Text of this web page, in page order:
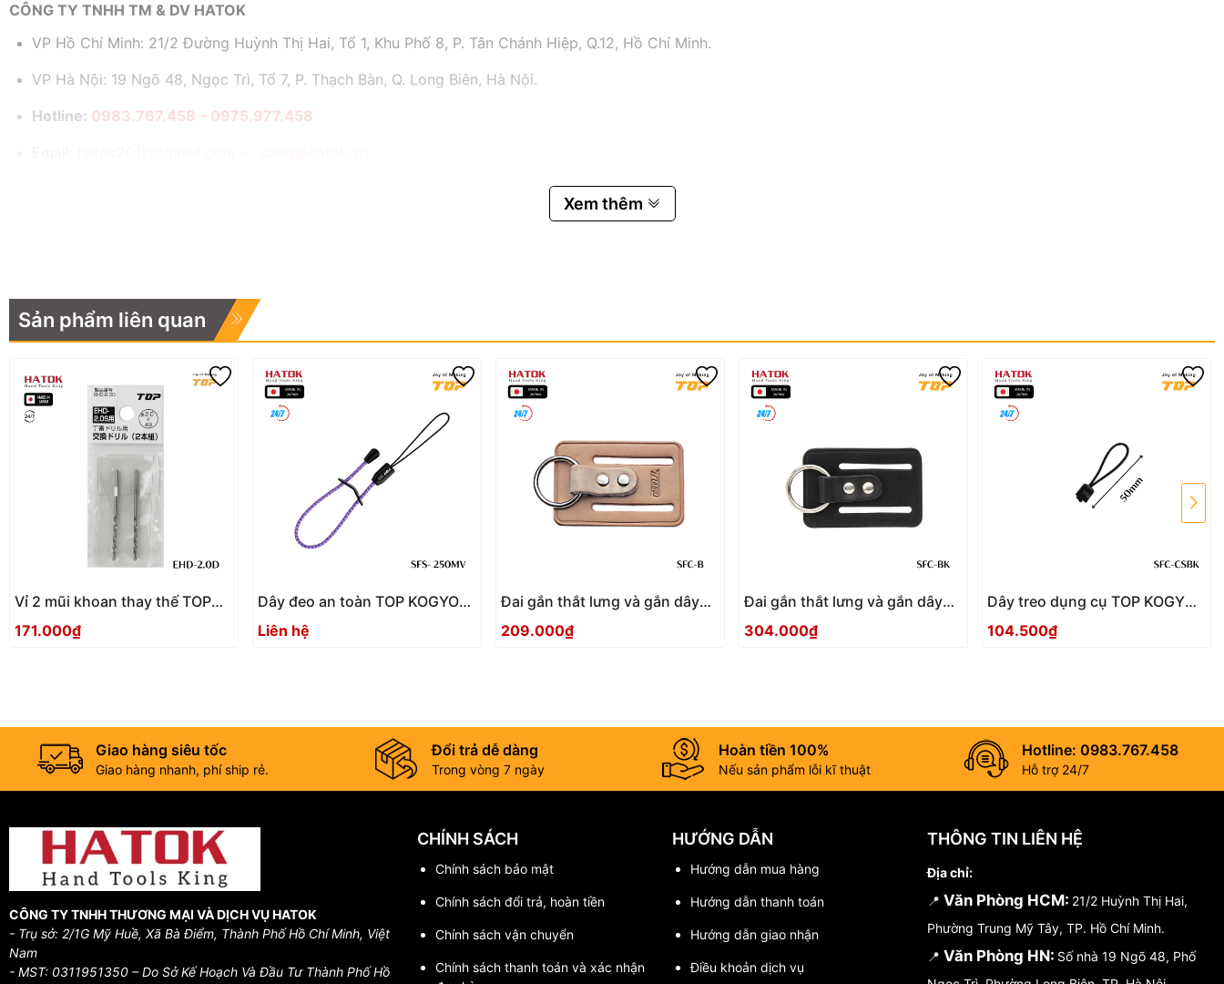
CÔNG TY TNHH TM & DV HATOK
VP Hồ Chí Minh: 21/2 Đường Huỳnh Thị Hai, Tổ 1, Khu Phố 8, P. Tân Chánh Hiệp, Q.12, Hồ Chí Minh.
VP Hà Nội: 19 Ngõ 48, Ngọc Trì, Tổ 7, P. Thạch Bàn, Q. Long Biên, Hà Nội.
Hotline: 0983.767.458 – 0975.977.458
Xem thêm
Sản phẩm liên quan
Vỉ 2 mũi khoan thay thế TOP
KOGYO EHD-2.0D Nhật Bản
171.000₫
Dây đeo an toàn TOP KOGYO
SFS - 250MV
Liên hệ
Đai gắn thắt lưng và gắn dây
an toàn màu be TOP KOGYO
SFC-B
209.000₫
Đai gắn thắt lưng và gắn dây
an toàn màu đen TOP KOGYO
SFC-BK
304.000₫
Dây treo dụng cụ TOP KOGYO
SFC-CSBK
104.500₫
Giao hàng siêu tốc
Giao hàng nhanh, phí ship rẻ.
Đổi trả dễ dàng
Trong vòng 7 ngày
Hoàn tiền 100%
Nếu sản phẩm lỗi kĩ thuật
Hotline: 0983.767.458
Hỗ trợ 24/7
CÔNG TY TNHH THƯƠNG MẠI VÀ DỊCH VỤ HATOK
- Trụ sở: 2/1G Mỹ Huề, Xã Bà Điểm, Thành Phố Hồ Chí Minh, Việt
Nam
- MST: 0311951350 – Do Sở Kế Hoạch Và Đầu Tư Thành Phố Hồ
CHÍNH SÁCH
Chính sách bảo mật
Chính sách đổi trả, hoàn tiền
Chính sách vận chuyển
Chính sách thanh toán và xác nhận
HƯỚNG DẪN
Hướng dẫn mua hàng
Hướng dẫn thanh toán
Hướng dẫn giao nhận
Điều khoản dịch vụ
THÔNG TIN LIÊN HỆ
Địa chỉ:
📍 Văn Phòng HCM: 21/2 Huỳnh Thị Hai,
Phường Trung Mỹ Tây, TP. Hồ Chí Minh.
📍 Văn Phòng HN: Số nhà 19 Ngõ 48, Phố